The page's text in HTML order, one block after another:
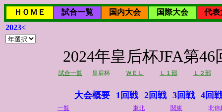
ＨＯＭＥ 試合一覧 国内大会 国際大会
代表
2023<
2024年皇后杯JFA第
試合一覧 皇后杯 ＷＥＬ Ｌ１部 Ｌ２部
大会概要 1回戦 2回戦 3回戦 4回
一覧 東北 関東 北信